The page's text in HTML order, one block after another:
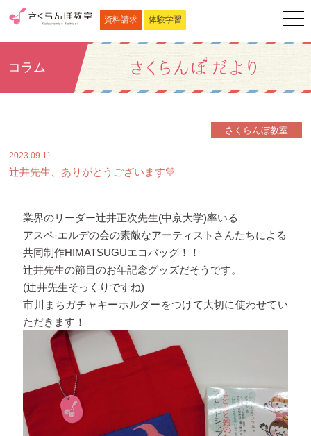
資料請求 体験学習
コラム
さくらんぼ教室
2023.09.11
辻井先生、ありがとうございます💛
業界のリーダー辻井正次先生(中京大学)率いる
アスペ·エルデの会の素敵なアーティストさんたちによる
共同制作HIMATSUGUエコバッグ！！
辻井先生の節目のお年記念グッズだそうです。
(辻井先生そっくりですね)
市川まちガチャキーホルダーをつけて大切に使わせてい
ただきます！